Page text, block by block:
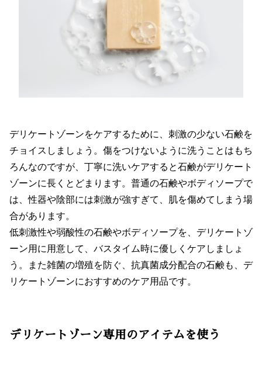
デリケートゾーンをケアするために、刺激の少ない石鹸を
チョイスしましょう。傷をつけないように洗うことはもち
ろんなのですが、丁寧に洗いケアすると石鹸がデリケート
ゾーンに長くとどまります。普通の石鹸やボディソープで
は、性器や陰部には刺激が強すぎて、肌を傷めてしまう場
合があります。
低刺激性や弱酸性の石鹸やボディソープを、デリケートゾ
ーン用に用意して、バスタイム時に優しくケアしましょ
う。また雑菌の増殖を防ぐ、抗真菌成分配合の石鹸も、デ
リケートゾーンにおすすめのケア用品です。
デリケートゾーン専用のアイテムを使う